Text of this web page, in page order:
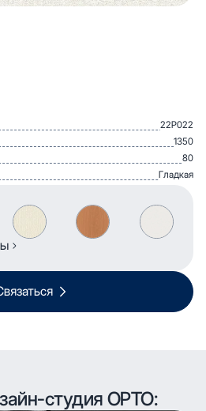
22Р022
1350
80
Гладкая
студия ОРТО: